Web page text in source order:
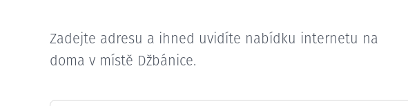
Zadejte adresu a ihned uvidíte nabídku internetu na
doma v místě Džbánice.